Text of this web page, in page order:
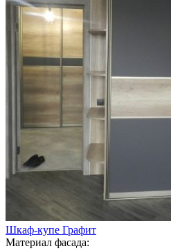
Шкаф-купе Графит
Материал фасада: